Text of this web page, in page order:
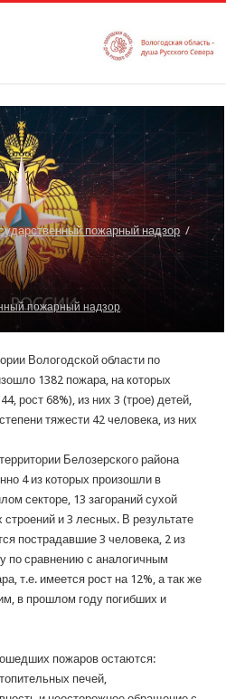
пожарный надзор /
пожарный надзор
Вологодской области по
1382 пожара, на которых
рост 68%), из них 3 (трое) детей,
тяжести 42 человека, из них
Белозерского района
4 из которых произошли в
секторе, 13 загораний сухой
строений и 3 лесных. В результате
пострадавшие 3 человека, 2 из
по сравнению с аналогичным
т.е. имеется рост на 12%, а так же
в прошлом году погибших и
пожаров остаются:
печей,